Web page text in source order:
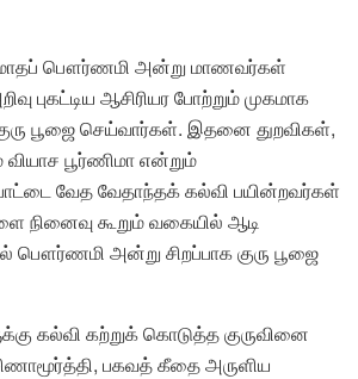
மாதப் பௌர்ணமி அன்று மாணவர்கள்
புகட்டிய ஆசிரியர போற்றும் முகமாக
பூஜைசெய்வார்கள். இதனை துறவிகள்,
பூர்ணிமா என்றும்
வேத வேதாந்தக் கல்வி பயின்றவர்கள்
நினைவு கூறும் வகையில் ஆடி
பௌர்ணமி அன்று சிறப்பாக குரு பூஜை
கல்வி கற்றுக் கொடுத்த குருவினை
பகவத் கீதை அருளிய